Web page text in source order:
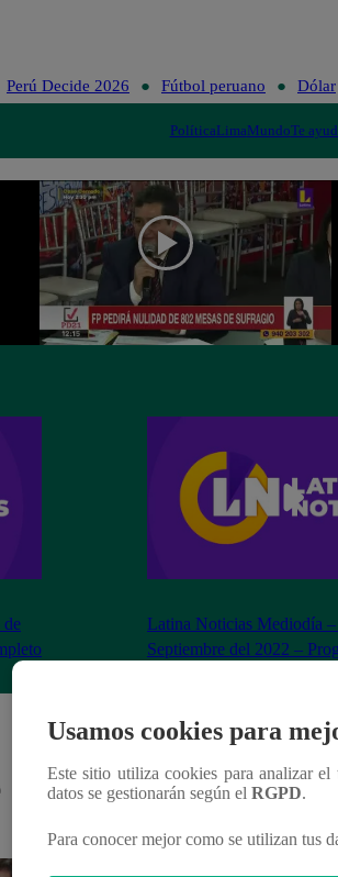
Perú Decide 2026 Fútbol peruano Dólar
PolíticaLimaMundoTe
de
Latina Noticias Mediodía
Septiembre del 2022 –
Usamos cookies para
Este sitio utiliza cookies para analizar
datos se gestionarán según el RGPD.
Para conocer mejor como se utilizan tus